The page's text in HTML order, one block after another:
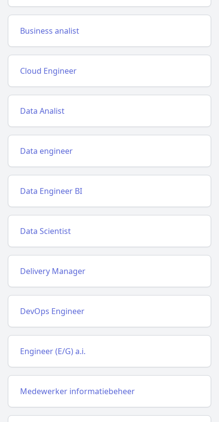
Business analist
Cloud Engineer
Data Analist
Data engineer
Data Engineer BI
Data Scientist
Delivery Manager
DevOps Engineer
Engineer (E/G) a.i.
Medewerker informatiebeheer